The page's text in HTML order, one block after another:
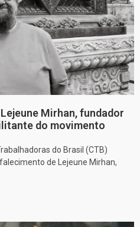
Mirhan, fundador
do movimento
do Brasil (CTB)
de Lejeune Mirhan,